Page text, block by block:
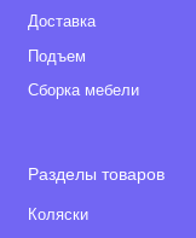
Доставка
Подъем
Сборка мебели
Разделы товаров
Коляски